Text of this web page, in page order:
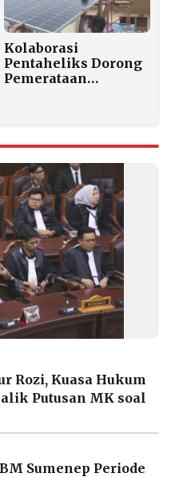
Kolaborasi
Pentaheliks Dorong
Pemerataan
Rozi, Kuasa Hukum
Putusan MK soal
Sumenep Periode